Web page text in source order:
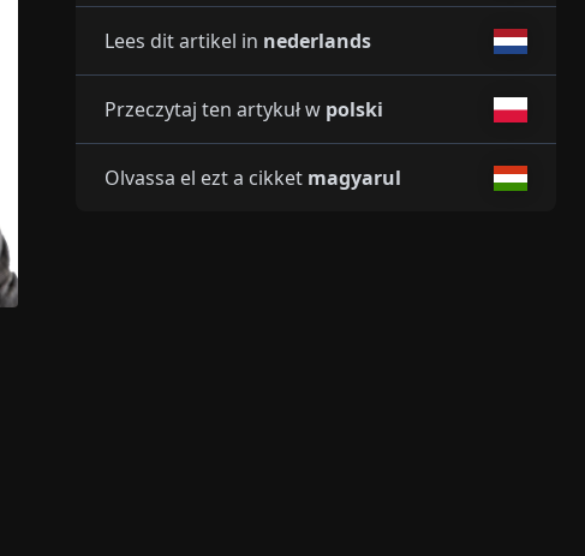
Lees dit artikel in nederlands
Przeczytaj ten artykuł w polski
Olvassa el ezt a cikket magyarul